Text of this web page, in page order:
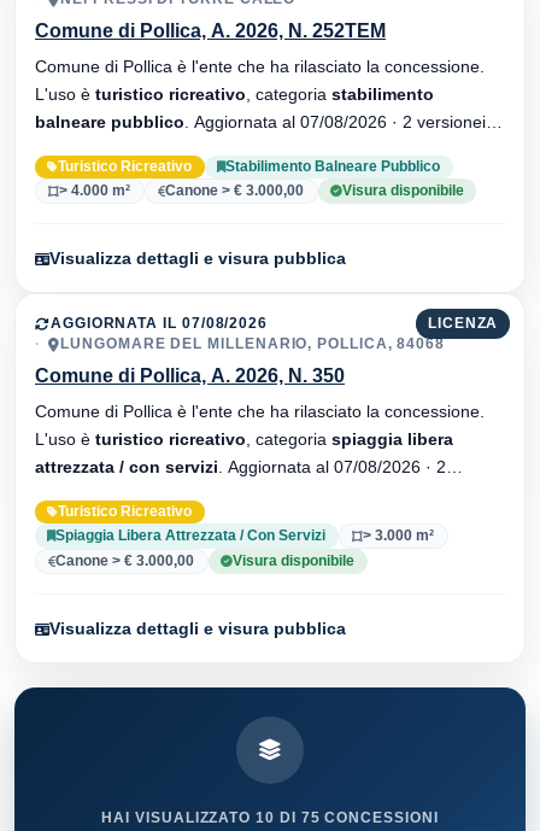
Comune di Pollica, A. 2026, N. 252TEM
Comune di Pollica è l'ente che ha rilasciato la concessione.
L'uso è turistico ricreativo , categoria stabilimento
balneare pubblico
Turistico Ricreativo
Stabilimento Balneare Pubblico
> 4.000 m²
Canone > € 3.000,00 Visura disponibile
Visualizza dettagli e visura pubblica
LICENZA
AGGIORNATA IL 07/08/2026
LUNGOMARE DEL MILLENARIO, POLLICA, 84068
Comune di Pollica, A. 2026, N. 350
Comune di Pollica è l'ente che ha rilasciato la concessione.
L'uso è turistico ricreativo , categoria spiaggia libera
attrezzata / con servizi
Turistico Ricreativo
Spiaggia Libera Attrezzata / Con Servizi
> 3.000 m²
Canone > € 3.000,00
Visura disponibile
Visualizza dettagli e visura pubblica
HAI VISUALIZZATO 10 DI 75 CONCESSIONI